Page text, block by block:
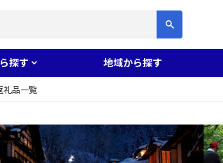
探す 地域から探す
礼品一覧